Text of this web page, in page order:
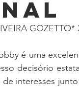
é uma
decisório
de interesses